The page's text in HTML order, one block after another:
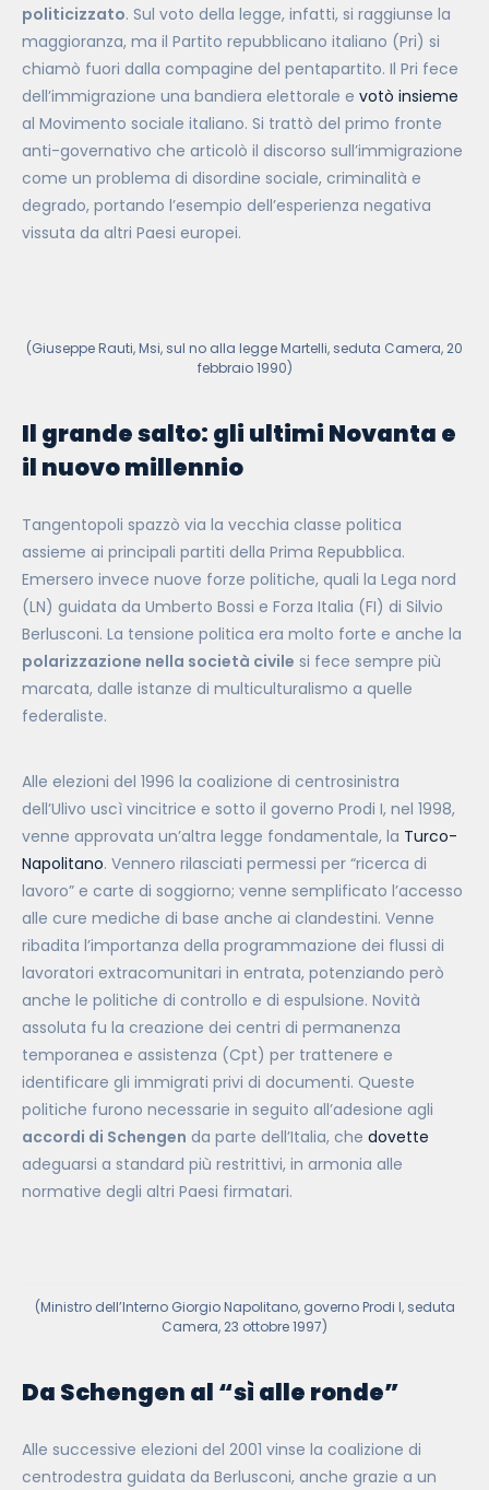
politicizzato. Sul voto della legge, infatti, si raggiunse la
maggioranza, ma il Partito repubblicano italiano (Pri) si
chiamò fuori dalla compagine del pentapartito. Il Pri fece
dell’immigrazione una bandiera elettorale e votò insieme
al Movimento sociale italiano. Si trattò del primo fronte
anti-governativo che articolò il discorso sull’immigrazione
come un problema di disordine sociale, criminalità e
degrado, portando l’esempio dell’esperienza negativa
vissuta da altri Paesi europei.
(Giuseppe Rauti, Msi, sul no alla legge Martelli, seduta Camera, 20
febbraio 1990)
Il grande salto: gli ultimi Novanta e
il nuovo millennio
Tangentopoli spazzò via la vecchia classe politica
assieme ai principali partiti della Prima Repubblica.
Emersero invece nuove forze politiche, quali la Lega nord
(LN) guidata da Umberto Bossi e Forza Italia (FI) di Silvio
Berlusconi. La tensione politica era molto forte e anche la
polarizzazione nella società civile si fece sempre più
marcata, dalle istanze di multiculturalismo a quelle
federaliste.
Alle elezioni del 1996 la coalizione di centrosinistra
dell’Ulivo uscì vincitrice e sotto il governo Prodi I, nel 1998,
venne approvata un’altra legge fondamentale, la Turco-
Napolitano. Vennero rilasciati permessi per “ricerca di
lavoro” e carte di soggiorno; venne semplificato l’accesso
alle cure mediche di base anche ai clandestini. Venne
ribadita l’importanza della programmazione dei flussi di
lavoratori extracomunitari in entrata, potenziando però
anche le politiche di controllo e di espulsione. Novità
assoluta fu la creazione dei centri di permanenza
temporanea e assistenza (Cpt) per trattenere e
identificare gli immigrati privi di documenti. Queste
politiche furono necessarie in seguito all’adesione agli
accordi di Schengen da parte dell’Italia, che dovette
adeguarsi a standard più restrittivi, in armonia alle
normative degli altri Paesi firmatari.
(Ministro dell’Interno Giorgio Napolitano, governo Prodi I, seduta
Camera, 23 ottobre 1997)
Da Schengen al “sì alle ronde”
Alle successive elezioni del 2001 vinse la coalizione di
centrodestra guidata da Berlusconi, anche grazie a un